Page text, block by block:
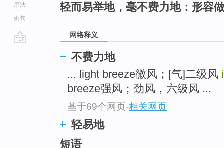
用法
例句
轻而易举地，毫不费力地：形容
网络释义
不费力地
... light breeze微风；[气]二级风
breeze强风；劲风，六级风 ...
基于69个网页-相关网页
轻易地
短语